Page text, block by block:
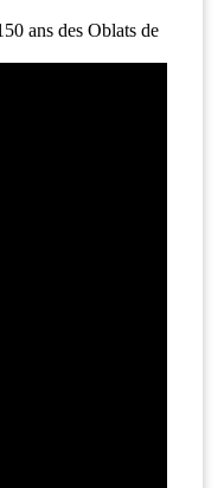
ans des Oblats de